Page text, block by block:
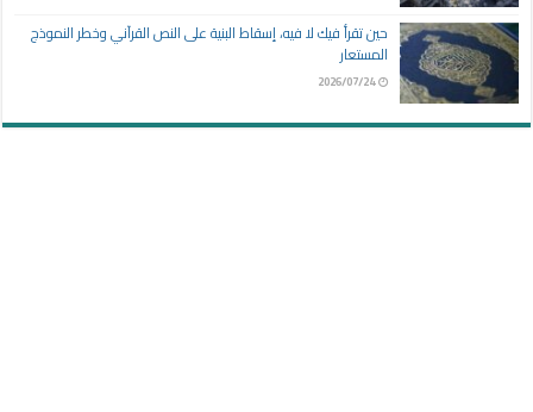
حين تقرأ فيك لا فيه، إسقاط البنية على النص القرآني وخطر النموذج
المستعار
2026/07/24